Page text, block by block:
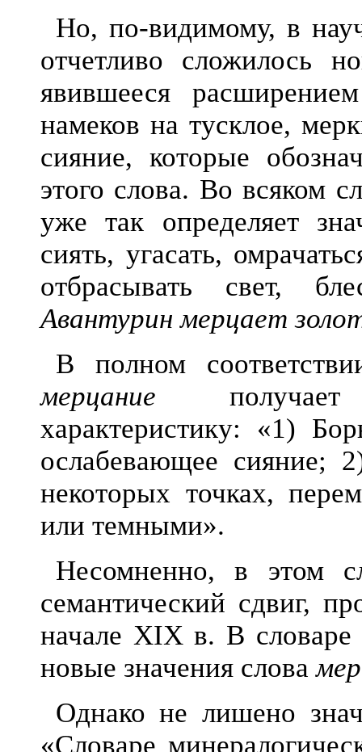
Но, по-видимому, в
отчетливо сложилось
явившееся
намеков на тусклое,
сияние, которые
этого слова. Во всяком
уже так определяет
сиять, угасать,
отбрасывать свет,
Авантурин мерцает
В полном
мерцание получает
характеристику: «1)
ослабевающее сияние;
некоторых точках,
или темными».
Несомненно, в этом
семантический сдвиг,
начале XIX в. В
новые значения слова
Однако не лишено
«Словаре минералог